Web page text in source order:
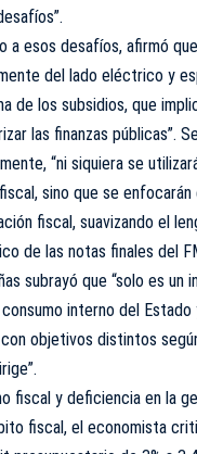
a esos desafíos, afirmó
del lado eléctrico y
de los subsidios, que
las finanzas públicas”.
“ni siquiera se
sino que se enfocarán
fiscal, suavizando el
de las notas finales del
subrayó que “solo es un
consumo interno del
objetivos distintos
fiscal y deficiencia en la
fiscal, el economista